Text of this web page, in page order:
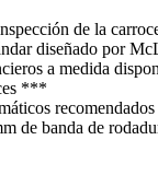
de la
diseñado por
a medida
***
de banda de